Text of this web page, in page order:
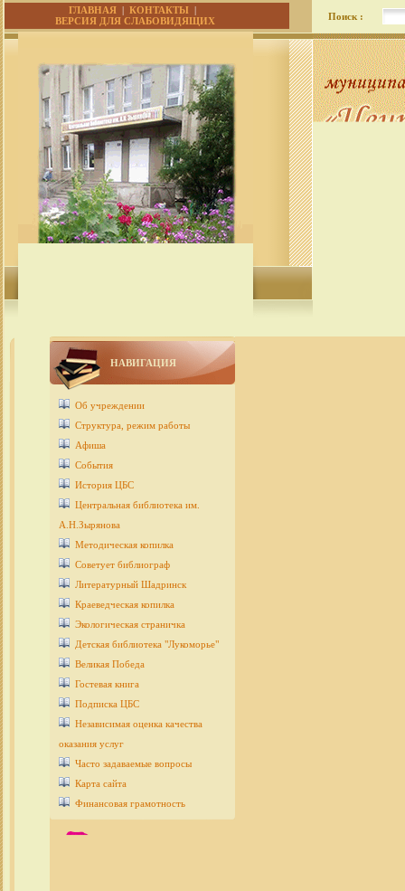
ГЛАВНАЯ |КОНТАКТЫ |
ВЕРСИЯ ДЛЯ СЛАБОВИДЯЩИХ
Поиск :
НАВИГАЦИЯ
Об учреждении
Структура, режим работы
Афиша
События
История ЦБС
Центральная библиотека им.
А.Н.Зырянова
Методическая копилка
Советует библиограф
Литературный Шадринск
Краеведческая копилка
Экологическая страничка
Детcкая библиотека "Лукоморье"
Великая Победа
Гостевая книга
Подписка ЦБС
Независимая оценка качества
оказания услуг
Часто задаваемые вопросы
Карта сайта
Финансовая грамотность